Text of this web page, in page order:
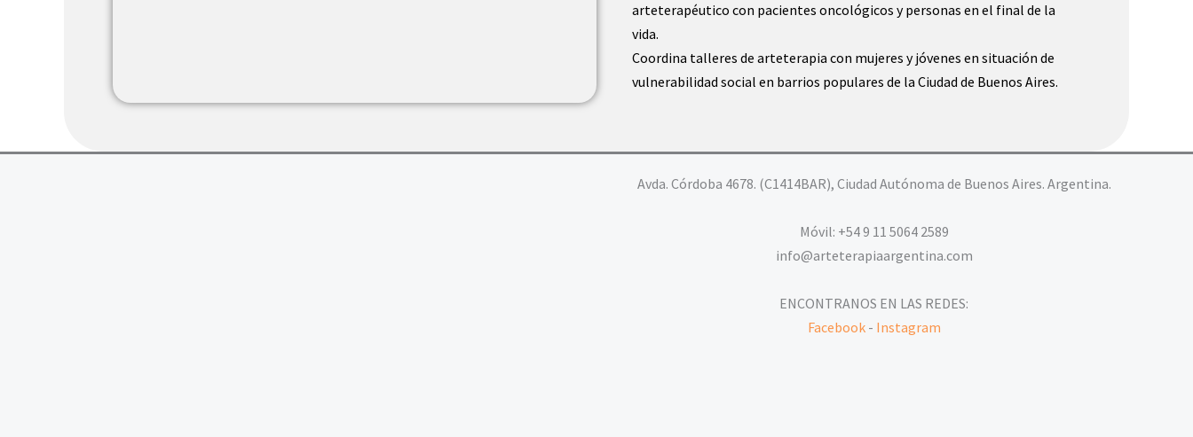
arteterapéutico con pacientes oncológicos y personas en el final de la
vida.
Coordina talleres de arteterapia con mujeres y jóvenes en situación de
vulnerabilidad social en barrios populares de la Ciudad de Buenos Aires.
Avda. Córdoba 4678. (C1414BAR), Ciudad Autónoma de Buenos Aires. Argentina.
Móvil: +54 9 11 5064 2589
info@arteterapiaargentina.com
ENCONTRANOS EN LAS REDES:
Facebook- Instagram